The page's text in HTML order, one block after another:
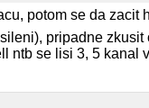
potom se da zacit
pripadne zkusit
ntb se lisi 3, 5 kanal